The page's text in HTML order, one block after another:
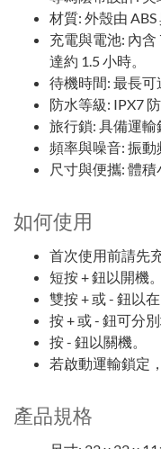
材質: 外殼由
充電與電池: 內
達約 1.5 小時。
待機時間: 最長可
防水等級: IPX7
旅行鎖: 具備運
頻率與噪音: 振
尺寸與便攜: 體
如何使用
首次使用前請先
短按 + 鈕以開機。
雙按 + 或 - 鈕以
按 + 或 - 鈕可分
按 - 鈕以關機。
若啟動運輸鎖定
產品規格